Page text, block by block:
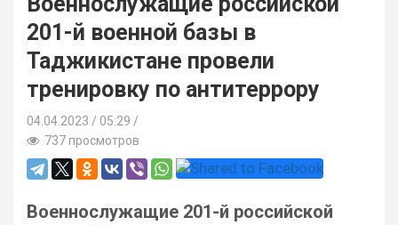
201-й военной базы в
Таджикистане провели
тренировку по антитеррору
04.04.2023
05:29 /
737 просмотров
Военнослужащие 201-й российской